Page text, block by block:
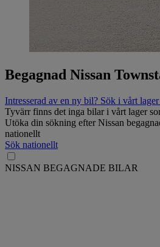
Begagnad Nissan
Intresserad av en ny bil? Sök i vårt
Tyvärr finns det inga bilar i vårt lager
Utöka din sökning efter Nissan
nationellt
Sök nationellt
NISSAN BEGAGNADE BILAR